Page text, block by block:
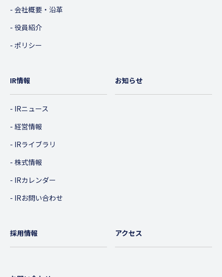
会社概要・沿革
役員紹介
ポリシー
IR情報
IRニュース
経営情報
IRライブラリ
株式情報
IRカレンダー
IRお問い合わせ
お知らせ
採用情報 アクセス